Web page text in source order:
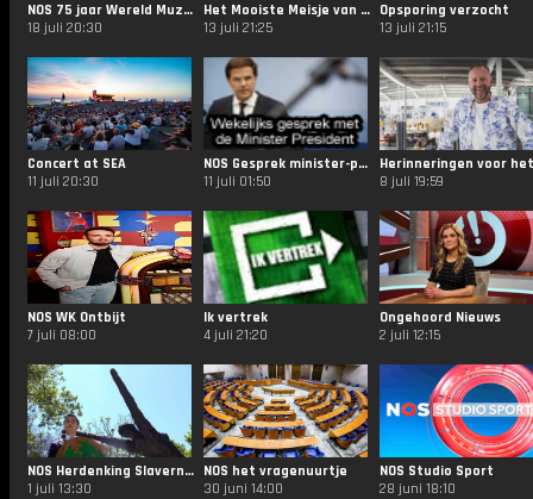
NOS 75 jaar Wereld Muziekconcours
18 juli 20:30
Het Mooiste Meisje van de Klas
13 juli 21:25
Opsporing verzocht
13 juli 21:15
Concert at SEA
11 juli 20:30
NOS Gesprek minister-president
11 juli 01:50
8 juli 19:59
NOS WK Ontbijt
7 juli 08:00
Ik vertrek
4 juli 21:20
Ongehoord Nieuws
2 juli 12:15
NOS Herdenking Slavernijverleden
1 juli 13:30
NOS het vragenuurtje
30 juni 14:00
NOS Studio Sport
28 juni 18:10